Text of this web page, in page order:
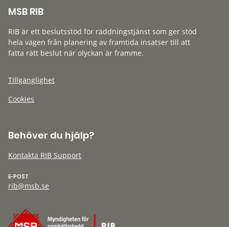
MSB RIB
RIB är ett beslutsstöd för räddningstjänst som ger stöd
hela vägen från planering av framtida insatser till att
fatta rätt beslut när olyckan är framme.
Tillgänglighet
Cookies
Behöver du hjälp?
Kontakta RIB Support
E-POST
rib@msb.se